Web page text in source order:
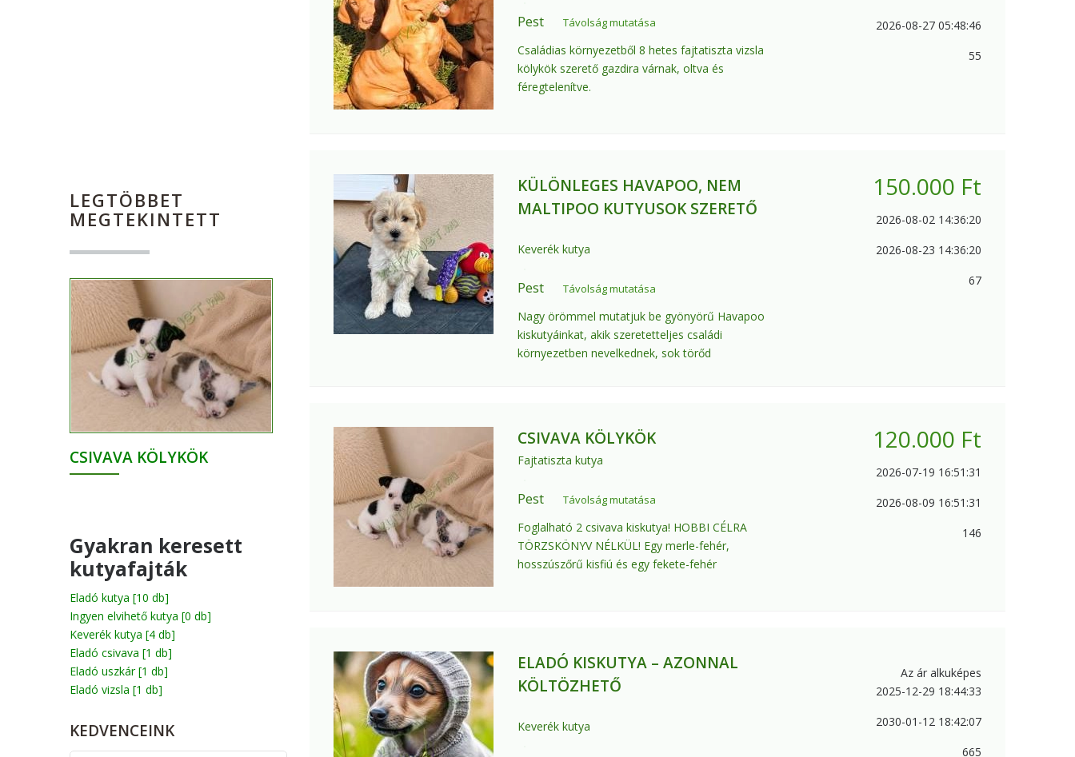
Pest Távolság mutatása
Családias környezetből 8 hetes fajtatiszta vizsla
kölykök szerető gazdira várnak, oltva és
féregtelenítve.
2026-08-27 05:48:46
55
KÜLÖNLEGES HAVAPOO, NEM
MALTIPOO KUTYUSOK SZERETŐ
Keverék kutya
Pest Távolság mutatása
Nagy örömmel mutatjuk be gyönyörű Havapoo
kiskutyáinkat, akik szeretetteljes családi
környezetben nevelkednek, sok törőd
150.000 Ft
2026-08-02 14:36:20
2026-08-23 14:36:20
67
CSIVAVA KÖLYKÖK
Fajtatiszta kutya
Pest Távolság mutatása
Foglalható 2 csivava kiskutya! HOBBI CÉLRA
TÖRZSKÖNYV NÉLKÜL! Egy merle-fehér,
hosszúszőrű kisfiú és egy fekete-fehér
120.000 Ft
2026-07-19 16:51:31
2026-08-09 16:51:31
146
ELADÓ KISKUTYA – AZONNAL
KÖLTÖZHETŐ
Keverék kutya
Az ár alkuképes
2025-12-29 18:44:33
2030-01-12 18:42:07
665
LEGTÖBBET
MEGTEKINTETT
CSIVAVA KÖLYKÖK
Gyakran keresett
kutyafajták
Eladó kutya [10 db]
Ingyen elvihető kutya [0 db]
Keverék kutya [4 db]
Eladó csivava [1 db]
Eladó uszkár[1 db]
Eladó vizsla [1 db]
KEDVENCEINK